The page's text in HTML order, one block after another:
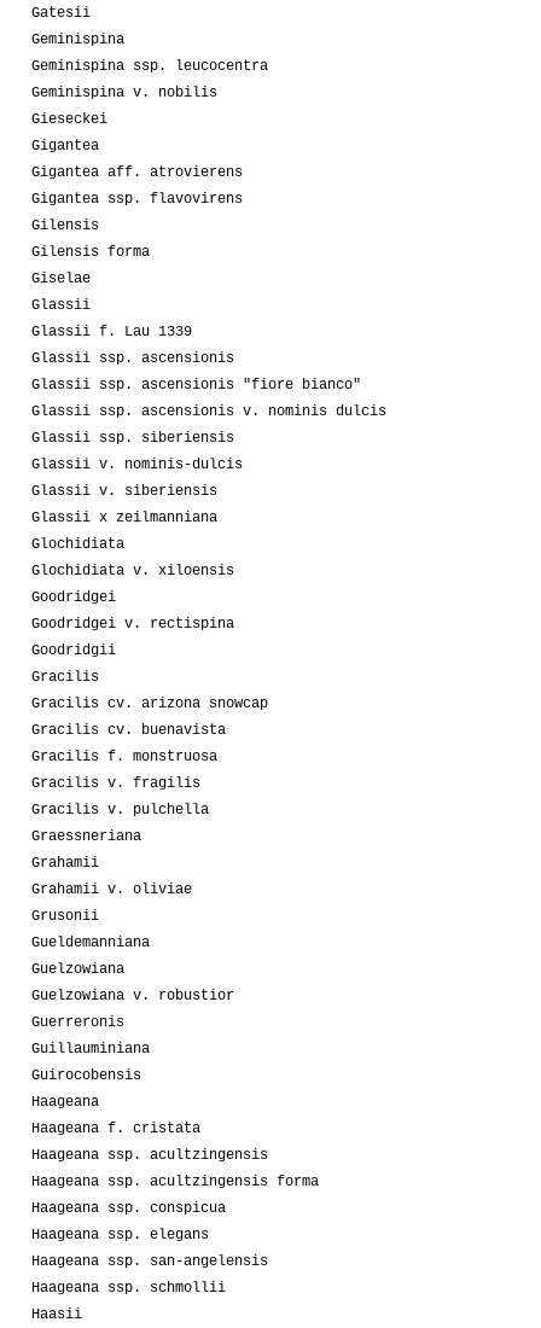
Gatesii
Geminispina
Geminispina ssp. leucocentra
Geminispina v. nobilis
Gieseckei
Gigantea
Gigantea aff. atrovierens
Gigantea ssp. flavovirens
Gilensis
Gilensis forma
Giselae
Glassii
Glassii f. Lau 1339
Glassii ssp. ascensionis
Glassii ssp. ascensionis "fiore bianco"
Glassii ssp. ascensionis v. nominis dulcis
Glassii ssp. siberiensis
Glassii v. nominis-dulcis
Glassii v. siberiensis
Glassii x zeilmanniana
Glochidiata
Glochidiata v. xiloensis
Goodridgei
Goodridgei v. rectispina
Goodridgii
Gracilis
Gracilis cv. arizona snowcap
Gracilis cv. buenavista
Gracilis f. monstruosa
Gracilis v. fragilis
Gracilis v. pulchella
Graessneriana
Grahamii
Grahamii v. oliviae
Grusonii
Gueldemanniana
Guelzowiana
Guelzowiana v. robustior
Guerreronis
Guillauminiana
Guirocobensis
Haageana
Haageana f. cristata
Haageana ssp. acultzingensis
Haageana ssp. acultzingensis forma
Haageana ssp. conspicua
Haageana ssp. elegans
Haageana ssp. san-angelensis
Haageana ssp. schmollii
Haasii